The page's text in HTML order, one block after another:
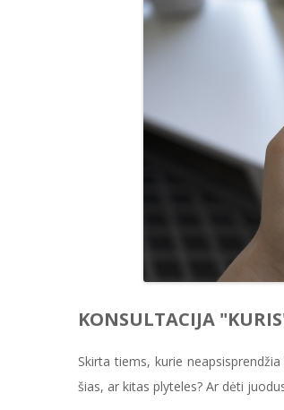
KONSULTACIJA
Skirta tiems, kurie
šias, ar kitas plyteles? Ar dėti